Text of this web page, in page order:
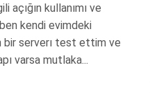
açığın kullanımı ve
kendi evimdeki
bir serverı test ettim ve
varsa mutlaka...